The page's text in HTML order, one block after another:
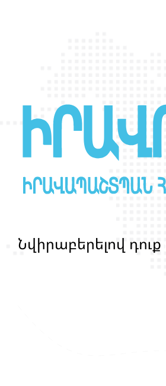
Նվիրաբերելով դոք